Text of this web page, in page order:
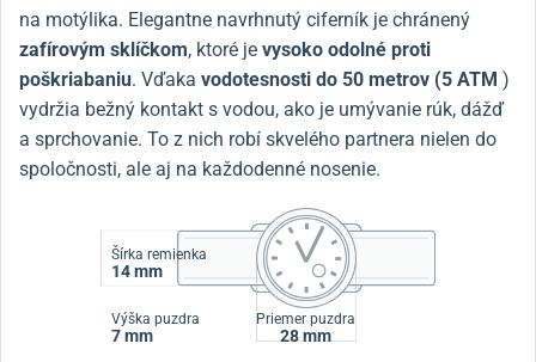
na motýlika. Elegantne navrhnutý ciferník je chránený
zafírovým sklíčkom, ktoré je vysoko odolné proti
poškriabaniu. Vďaka vodotesnosti do 50 metrov (5 ATM )
vydržia bežný kontakt s vodou, ako je umývanie rúk, dážď
a sprchovanie. To z nich robí skvelého partnera nielen do
spoločnosti, ale aj na každodenné nosenie.
Šírka remienka
14 mm
Výška puzdra
7 mm
Priemer puzdra
28 mm